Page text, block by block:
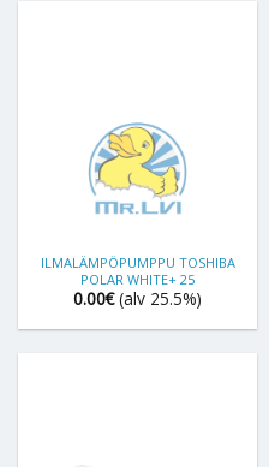
ILMALÄMPÖPUMPPU TOSHIBA
POLAR WHITE+ 25
0.00€ (alv 25.5%)